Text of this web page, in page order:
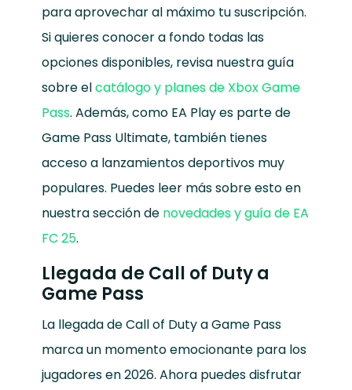
para aprovechar al máximo tu suscripción.
Si quieres conocer a fondo todas las
opciones disponibles, revisa nuestra guía
sobre elcatálogo y planes de Xbox Game
Pass. Además, como EA Play es parte de
Game Pass Ultimate, también tienes
acceso a lanzamientos deportivos muy
populares. Puedes leer más sobre esto en
nuestra sección de novedades y guía de EA
FC 25.
Llegada de Call of Duty a
Game Pass
La llegada de Call of Duty a Game Pass
marca un momento emocionante para los
jugadores en 2026. Ahora puedes disfrutar